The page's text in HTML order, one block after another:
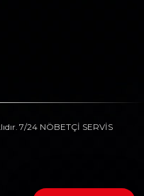
7/24 NÖBETÇİ SERVİS